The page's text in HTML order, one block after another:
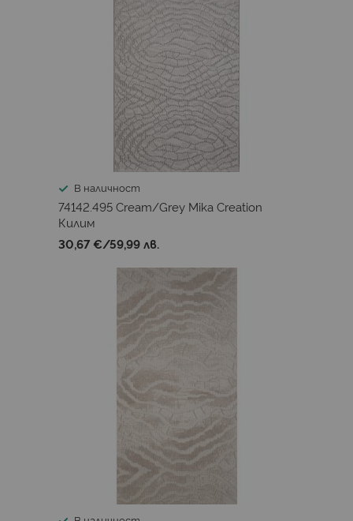
В наличност
74142.495 Cream/Grey Mika Creation
Килим
30,67 €/59,99 лв.